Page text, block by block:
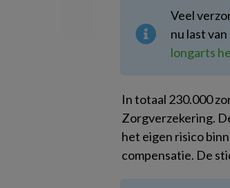
Veel
nu last
longarts
In totaal 230.000
Zorgverzekering.
het eigen risico
compensatie. De